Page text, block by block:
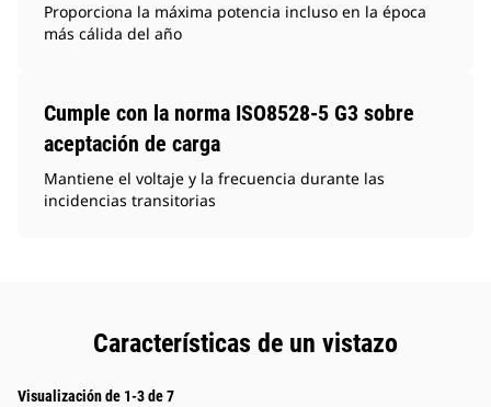
Proporciona la máxima potencia incluso en la época
más cálida del año
Cumple con la norma ISO8528-5 G3 sobre
aceptación de carga
Mantiene el voltaje y la frecuencia durante las
incidencias transitorias
Características de un vistazo
Visualización de 1-3 de 7